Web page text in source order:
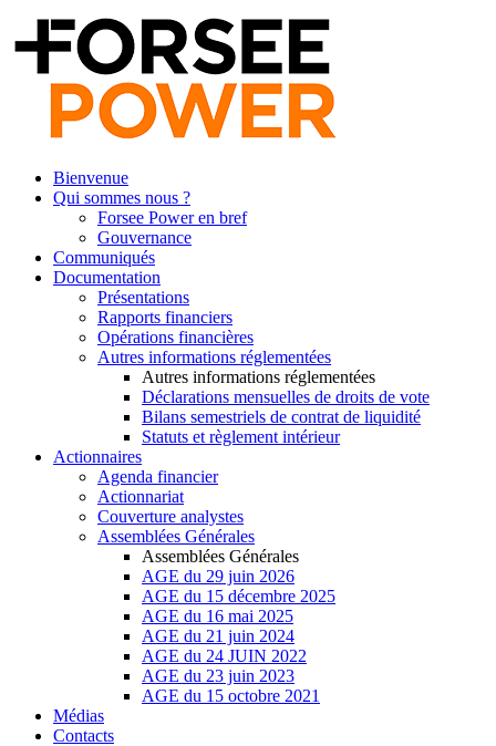
Bienvenue
Qui sommes nous ?
Forsee Power en bref
Gouvernance
Communiqués
Documentation
Présentations
Rapports financiers
Opérations financières
Autres informations réglementées
Autres informations réglementées
Déclarations mensuelles de droits de vote
Bilans semestriels de contrat de liquidité
Statuts et règlement intérieur
Actionnaires
Agenda financier
Actionnariat
Couverture analystes
Assemblées Générales
Assemblées Générales
AGE du 29 juin 2026
AGE du 15 décembre 2025
AGE du 16 mai 2025
AGE du 21 juin 2024
AGE du 24 JUIN 2022
AGE du 23 juin 2023
AGE du 15 octobre 2021
Médias
Contacts